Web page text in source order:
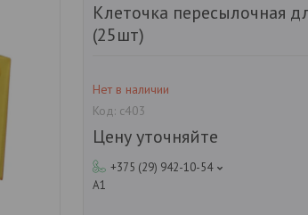
Клеточка пересылочная
(25шт)
Нет в наличии
Код: с403
Цену уточняйте
+375 (29) 942-10-54
А1